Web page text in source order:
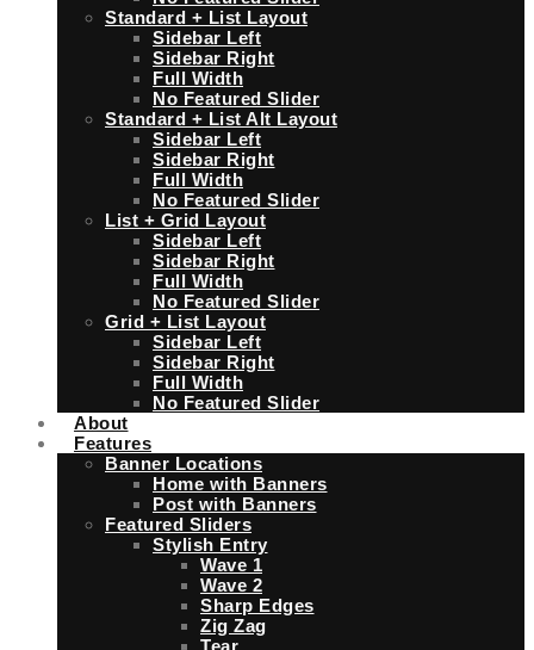
Standard + List Layout
Sidebar Left
Sidebar Right
Full Width
No Featured Slider
Standard + List Alt Layout
Sidebar Left
Sidebar Right
Full Width
No Featured Slider
List + Grid Layout
Sidebar Left
Sidebar Right
Full Width
No Featured Slider
Grid + List Layout
Sidebar Left
Sidebar Right
Full Width
No Featured Slider
About
Features
Banner Locations
Home with Banners
Post with Banners
Featured Sliders
Stylish Entry
Wave 1
Wave 2
Sharp Edges
Zig Zag
Tear